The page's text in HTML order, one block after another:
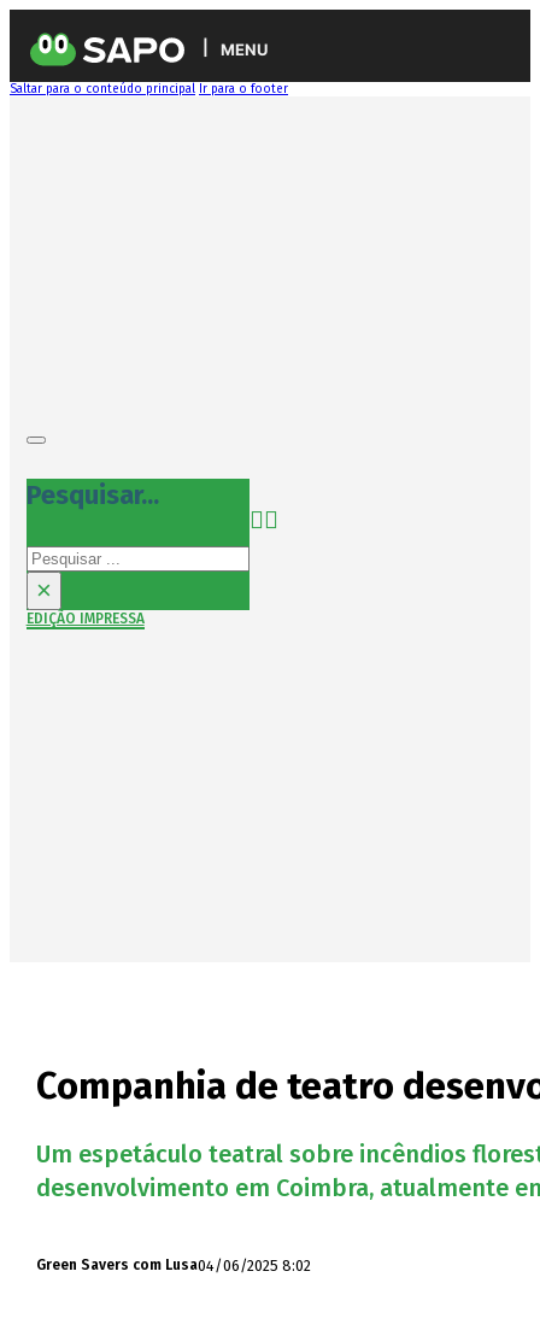
MENU
Saltar para o conteúdo principal Ir para o footer
Pesquisar...
Pesquisar
×
EDIÇÃO IMPRESSA
Companhia de teatro
Um espetáculo teatral sobre incêndios
desenvolvimento em Coimbra, atualmente
Green Savers com Lusa04/06/2025 8:02